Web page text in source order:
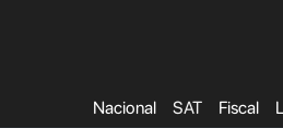
Nacional SAT Fiscal